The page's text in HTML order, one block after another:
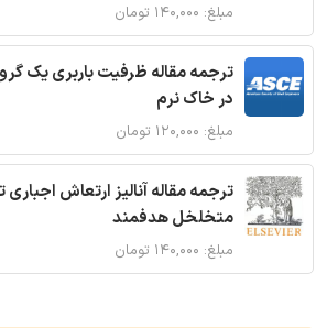
مبلغ: ۱۴۰,۰۰۰ تومان
ترجمه مقاله ظرفیت باربری یک
در خاک نرم
مبلغ: ۱۲۰,۰۰۰ تومان
ترجمه مقاله آنالیز ارتعاش
متخلخل هدفمند
مبلغ: ۱۴۰,۰۰۰ تومان